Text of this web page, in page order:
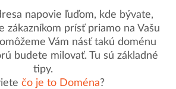
napovie ľuďom, kde bývate,
zákazníkom prísť priamo na Vašu
Vám násť takú doménu
budete milovať. Tu sú základné
tipy.
čo je to Doména?